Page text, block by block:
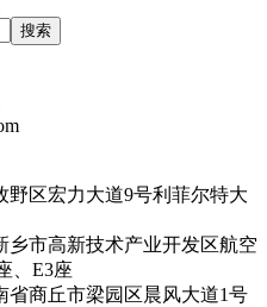
搜索
野区宏力大道9号利菲尔特大
乡市高新技术产业开发区航空
、E3座
省商丘市梁园区晨风大道1号